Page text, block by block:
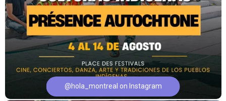
@hola_montreal on Instagram